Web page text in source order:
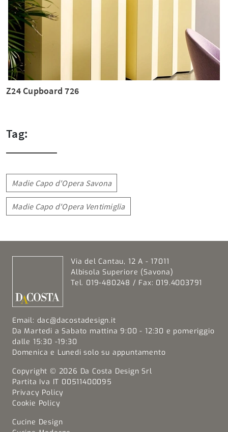
Z24 Cupboard 726
Tag:
Madie Capo d'Opera Savona
Madie Capo d'Opera Ventimiglia
Via del Cantau, 12 A - 17011
Albisola Superiore (Savona)
Tel. 019-480248 / Fax: 019.4003791
Email: dac@dacostadesign.it
Da Martedi a Sabato mattina 9:00 - 12:30 e pomeriggio
dalle 15:30 -19:30
Domenica e Lunedi solo su appuntamento
Copyright © 2026 Da Costa Design Srl
Partita Iva IT 00511400095
Privacy Policy
Cookie Policy
Cucine Design